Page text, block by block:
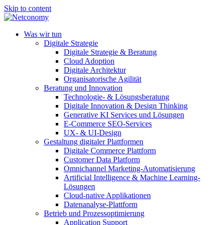
Skip to content
Was wir tun
Digitale Strategie
Digitale Strategie & Beratung
Cloud Adoption
Digitale Architektur
Organisatorische Agilität
Beratung und Innovation
Technologie- & Lösungsberatung
Digitale Innovation & Design Thinking
Generative KI Services und Lösungen
E-Commerce SEO-Services
UX- & UI-Design
Gestaltung digitaler Plattformen
Digitale Commerce Plattform
Customer Data Platform
Omnichannel Marketing-Automatisierung
Artificial Intelligence & Machine Learning-
Lösungen
Cloud-native Applikationen
Datenanalyse-Plattform
Betrieb und Prozessoptimierung
Application Support